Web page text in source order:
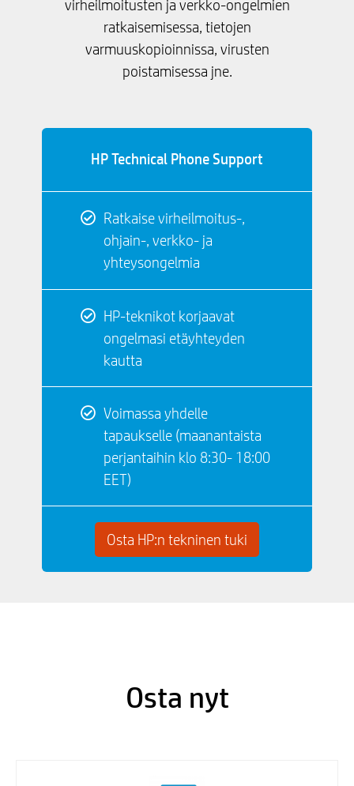
virheilmoitusten ja verkko-ongelmien
ratkaisemisessa, tietojen
varmuuskopioinnissa, virusten
poistamisessa jne.
HP Technical Phone Support
Ratkaise virheilmoitus-,
ohjain-, verkko- ja
yhteysongelmia
HP-teknikot korjaavat
ongelmasi etäyhteyden
kautta
Voimassa yhdelle
tapaukselle (maanantaista
perjantaihin klo 8:30- 18:00
EET)
Osta HP:n tekninen tuki
Osta nyt